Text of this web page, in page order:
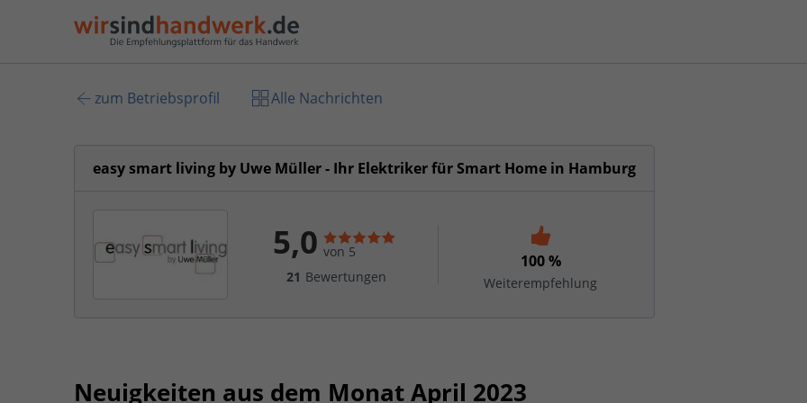
zum Betriebsprofil Alle Nachrichten
easy smart living by Uwe Müller - Ihr Elektriker für Smart Home in Hamburg
5,0 von 5
21 Bewertungen
100 %
Weiterempfehlung
Neuigkeiten aus dem Monat April 2023